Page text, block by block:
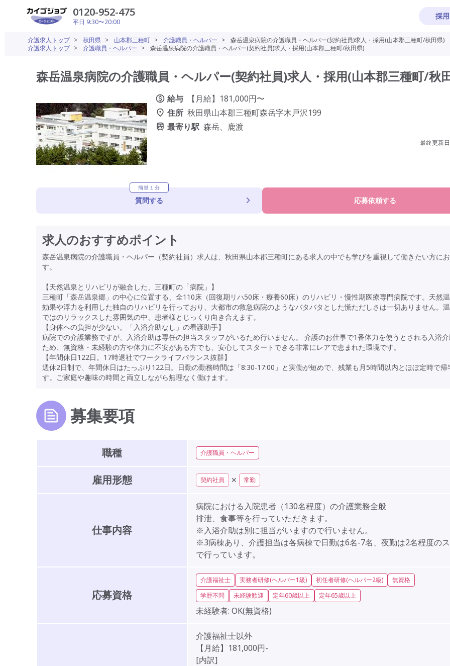
0120-952-475
平日 9:30〜20:00
採
介護求人トップ > 秋田県 > 山本郡三種町 > 介護職員・ヘルパー >
森岳温泉病院の介護職員・ヘルパー(契約社員)求人・採用(山本郡三種町/秋田県)
介護求人トップ > 介護職員・ヘルパー > 森岳温泉病院の介護職員・ヘルパー(契約社員)求人・採用(山本郡三種町/秋田県)
森岳温泉病院の介護職員・ヘルパー(契約社員)求人・採用(山本郡三種町/秋
給与
【月給】181,000円〜
住所 秋田県山本郡三種町森岳字木戸沢199
最寄り駅 森岳、鹿渡
最終更新
簡単１分
質問する 応募依頼する
求人のおすすめポイント
森岳温泉病院の介護職員・ヘルパー（契約社員）求人は、秋田県山本郡三種町にある求人の中でも学びを重視して働きたい方に
す。
【天然温泉とリハビリが融合した、三種町の「病院」】
三種町「森岳温泉郷」の中心に位置する、全110床（回復期リハ50床・療養60床）のリハビリ・慢性期医療専門病院です。天然
効果や浮力を利用した独自のリハビリを行っており、大都市の救急病院のようなバタバタとした慌ただしさは一切ありません。
ではのリラックスした雰囲気の中、患者様とじっくり向き合えます。
【身体への負担が少ない。「入浴介助なし」の看護助手】
病院での介護業務ですが、入浴介助は専任の担当スタッフがいるため行いません。 介護のお仕事で1番体力を使うとされる入浴
ため、無資格・未経験の方や体力に不安がある方でも、安心してスタートできる非常にレアで恵まれた環境です。
【年間休日122日。17時退社でワークライフバランス抜群】
週休2日制で、年間休日はたっぷり122日。日勤の勤務時間は「8:30‐17:00」と実働が短めで、残業も月5時間以内とほぼ定時で帰
す。ご家庭や趣味の時間と両立しながら無理なく働けます。
募集要項
職種 介護職員・ヘルパー
雇用形態 契約社員 ✕ 常勤
仕事内容
病院における入院患者（130名程度）の介護業務全般
排泄、食事等を行っていただきます。
※入浴介助は別に担当がいますので行いません。
※3病棟あり、介護担当は各病棟で日勤は6名-7名、夜勤は2名程度の
で行っています。
応募資格
介護福祉士 実務者研修(ヘルパー1級) 初任者研修(ヘルパー2級)
無資格
学歴不問
未経験歓迎 定年60歳以上 定年65歳以上
未経験者: OK(無資格)
介護福祉士以外
【月給】181,000円-
[内訳]